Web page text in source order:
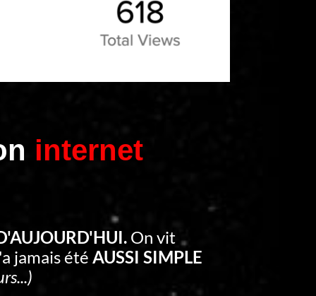
internet
On vit
jamais été AUSSI SIMPLE